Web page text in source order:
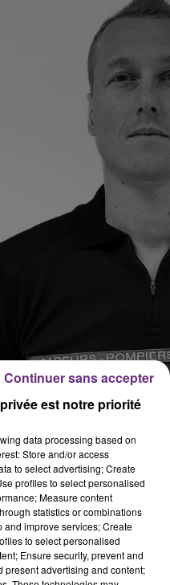
depuis plus de 13 ans.
est notre priorité
data processing based on
Store and/or access
to select advertising; Create
profiles to select personalised
Measure content
statistics or combinations
and improve services; Create
to select personalised
Ensure security, prevent and
present advertising and content;
Continuer sans accepter